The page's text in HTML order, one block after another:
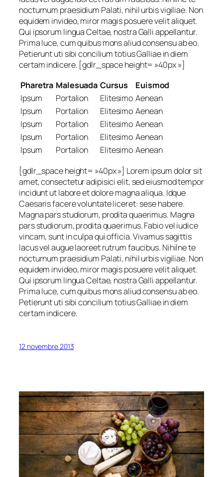
nocturnum praesidium Palati, nihil urbis vigiliae. Non
equidem invideo, miror magis posuere velit aliquet.
Qui ipsorum lingua Celtae, nostra Galli appellantur.
Prima luce, cum quibus mons aliud consensu ab eo.
Petierunt uti sibi concilium totius Galliae in diem
certam indicere. [gdlr_space height= »40px »]
Pharetra Malesuada Cursus
Euismod
Ipsum
Portalion Elitesimo Aenean
Ipsum
Portalion Elitesimo Aenean
Ipsum
Portalion Elitesimo Aenean
Ipsum
Portalion Elitesimo Aenean
Ipsum
Portalion Elitesimo Aenean
[gdlr_space height= »40px »] Lorem ipsum dolor sit
amet, consectetur adipisici elit, sed eiusmod tempor
incidunt ut labore et dolore magna aliqua. Idque
Caesaris facere voluntate liceret: sese habere.
Magna pars studiorum, prodita quaerimus. Magna
pars studiorum, prodita quaerimus. Fabio vel iudice
vincam, sunt in culpa qui officia. Vivamus sagittis
lacus vel augue laoreet rutrum faucibus. Nihilne te
nocturnum praesidium Palati, nihil urbis vigiliae. Non
equidem invideo, miror magis posuere velit aliquet.
Qui ipsorum lingua Celtae, nostra Galli appellantur.
Prima luce, cum quibus mons aliud consensu ab eo.
Petierunt uti sibi concilium totius Galliae in diem
certam indicere.
12 novembre 2013